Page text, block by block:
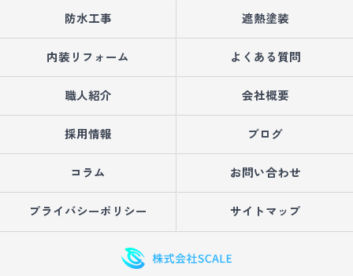
防水工事 遮熱塗装
内装リフォーム よくある質問
職人紹介 会社概要
採用情報 ブログ
コラム お問い合わせ
プライバシーポリシー サイトマップ